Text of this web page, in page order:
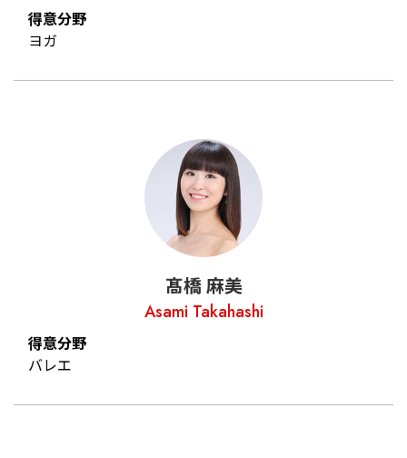
得意分野
ヨガ
髙橋 麻美
Asami Takahashi
得意分野
バレエ